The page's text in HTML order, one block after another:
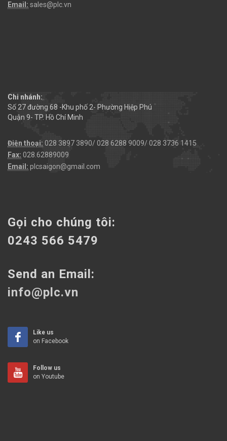
Email: sales@plc.vn
Chi nhánh:
Số 27 đường 68 -Khu phố 2- Phường Hiệp Phú
Quận 9- TP. Hồ Chí Minh
Điện thoại: 028 3897 3890/ 028 6288 9009/ 028 3736 1415
Fax: 028.62889009
Email: plcsaigon@gmail.com
Gọi cho chúng tôi:
0243 566 5479
Send an Email:
info@plc.vn
Like us
on Facebook
Follow us
on Youtube